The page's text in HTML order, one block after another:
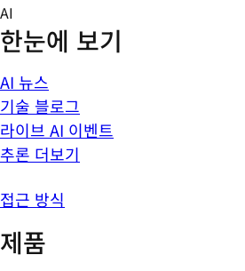
Skip
to
content
AI
한눈에 보기
AI 뉴스
기술 블로그
라이브 AI 이벤트
추론 더보기
접근 방식
제품